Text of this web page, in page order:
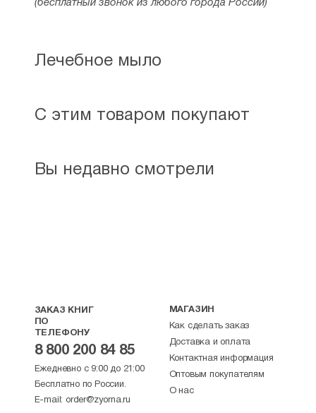
(бесплатный звонок из любого города России)
Лечебное мыло
С этим товаром покупают
Вы недавно смотрели
ЗАКАЗ КНИГ
ПО
ТЕЛЕФОНУ
8 800 200 84 85
Ежедневно с 9:00 до 21:00
Бесплатно по России.
E-mail: order@zyorna.ru
МАГАЗИН
Как сделать заказ
Доставка и оплата
Контактная информация
Оптовым покупателям
О нас